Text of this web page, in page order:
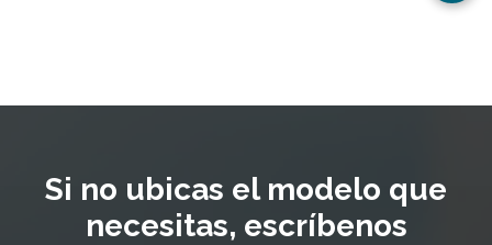
Si no ubicas el modelo que
necesitas, escríbenos